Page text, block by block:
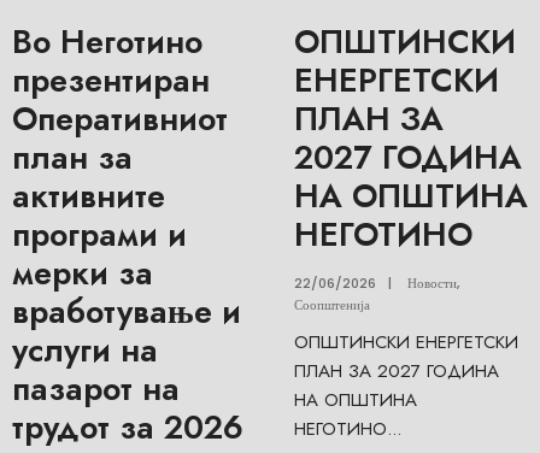
Во Неготино
презентиран
Оперативниот
план за
активните
програми и
мерки за
вработување и
услуги на
пазарот на
трудот за 2026
ОПШТИНСКИ
ЕНЕРГЕТСКИ
ПЛАН ЗА
2027 ГОДИНА
НА ОПШТИНА
НЕГОТИНО
22/06/2026 | Новости,
Соопштенија
ОПШТИНСКИ ЕНЕРГЕТСКИ
ПЛАН ЗА 2027 ГОДИНА
НА ОПШТИНА
НЕГОТИНО...